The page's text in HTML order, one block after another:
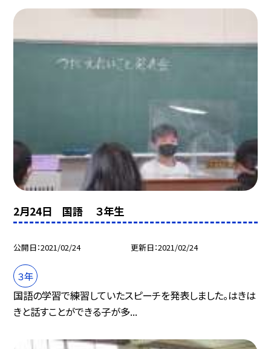
2月24日 国語 ３年生
公開日 2021/02/24 更新日 2021/02/24
３年
国語の学習で練習していたスピーチを発表しました。はきは
きと話すことができる子が多...